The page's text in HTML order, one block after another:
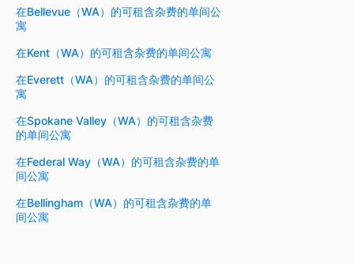
在Bellevue（WA）的可租含杂费的单间公
寓
在Kent（WA）的可租含杂费的单间公寓
在Everett（WA）的可租含杂费的单间公
寓
在Spokane Valley（WA）的可租含杂费
的单间公寓
在Federal Way（WA）的可租含杂费的单
间公寓
在Bellingham（WA）的可租含杂费的单
间公寓